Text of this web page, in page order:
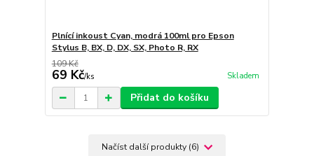
Plnící inkoust Cyan, modrá 100ml pro Epson
Stylus B, BX, D, DX, SX, Photo R, RX
109 Kč
69 Kč/ks Skladem
Přidat do košíku
Načíst další produkty (6)